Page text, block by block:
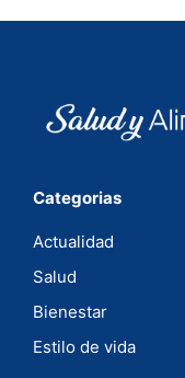
Categorias
Actualidad
Salud
Bienestar
Estilo de vida